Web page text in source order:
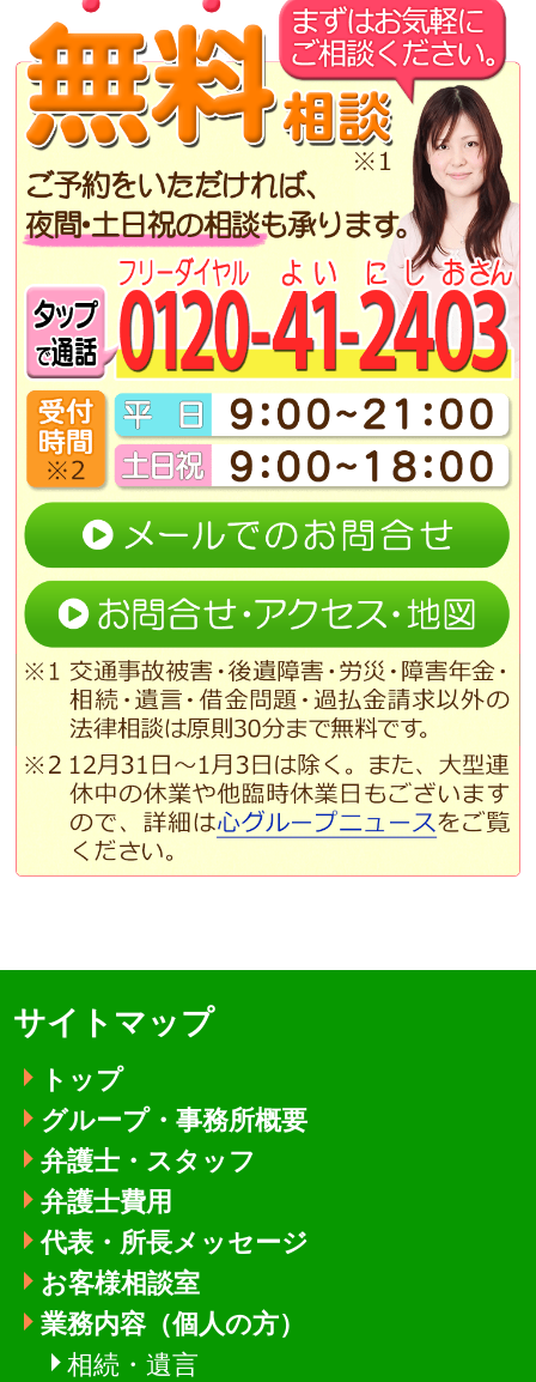
サイトマップ
トップ
グループ・事務所概要
弁護士・スタッフ
弁護士費用
代表・所長メッセージ
お客様相談室
業務内容（個人の方）
相続・遺言